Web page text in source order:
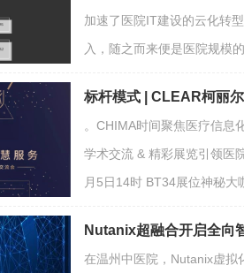
加速了医院IT建设的云化转
入，随之而来便是医院规模
标杆模式 | CLEAR柯丽
。CHIMA时间聚焦医疗信息
学术交流 & 精彩展览引领医
月5日14时 BT34展位神秘
Nutanix超融合开启全向
在温州中医院，Nutanix虚拟